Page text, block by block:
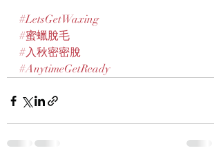
#LetsGetWaxing
#蜜蠟脫毛
#入秋密密脫
#AnytimeGetReady